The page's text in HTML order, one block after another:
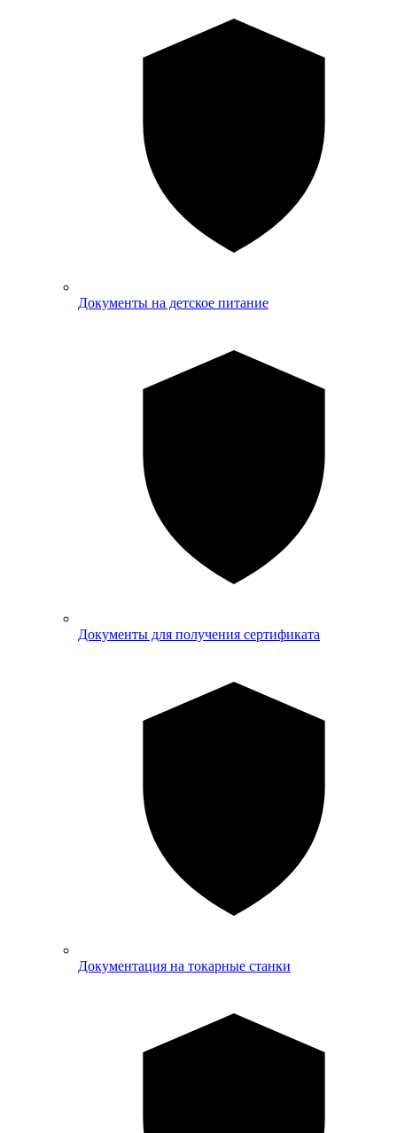
Документы на детское питание
Документы для получения сертификата
Документация на токарные станки